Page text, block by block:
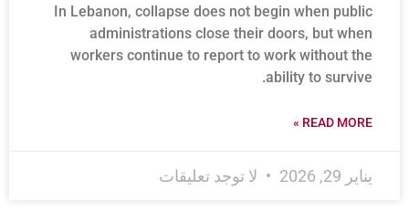
In Lebanon, collapse does not begin when public
administrations close their doors, but when
workers continue to report to work without the
ability to survive.
READ MORE »
يناير 29, 2026 لا توجد تعليقات